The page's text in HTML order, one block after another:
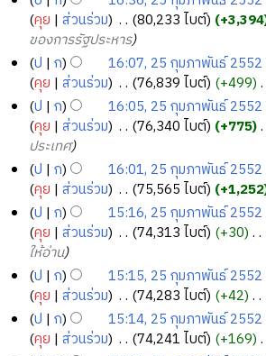
5
2
ย่
อ
ก
า
ร
แ
ก้
ไ
ข
คุย ส่วนร่วม ‎ 80,233 ไบต์ +3,394
ของการรัฐประหาร
ป ก 16:07, 25 กุมภาพันธ์ 2552
คุย ส่วนร่วม ‎ 76,839 ไบต์ +499 ‎
ไ
ม่
มี
ค
ว
า
ม
ย่
อ
ก
า
ร
แ
ป ก 16:05, 25 กุมภาพันธ์ 2552
คุย ส่วนร่วม ‎ 76,340 ไบต์ +775 ‎
ประเทศ
ป ก 16:01, 25 กุมภาพันธ์ 2552
คุย ส่วนร่วม ‎ 75,565 ไบต์ +1,252
ไ
ม่
มี
ค
ว
า
ม
ย่
ป ก 15:16, 25 กุมภาพันธ์ 2552
คุย ส่วนร่วม ‎ 74,313 ไบต์ +30 ‎
ให้อ่าน
ป ก 15:15, 25 กุมภาพันธ์ 2552
คุย ส่วนร่วม ‎ 74,283 ไบต์ +42 ‎
ป ก 15:14, 25 กุมภาพันธ์ 2552
คุย ส่วนร่วม ‎ 74,241 ไบต์ +169 ‎